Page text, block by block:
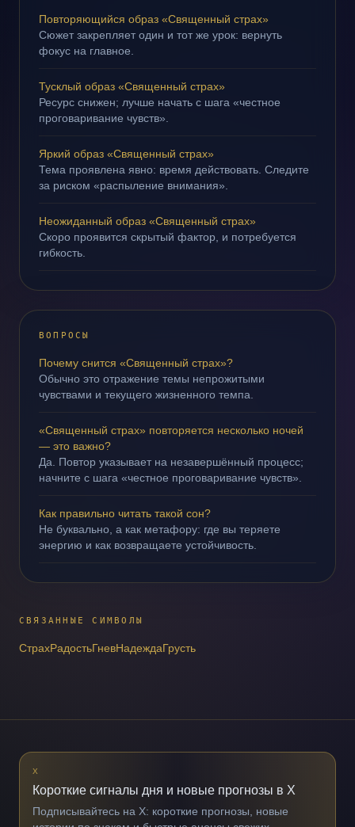
Повторяющийся образ «Священный страх»
Сюжет закрепляет один и тот же урок: вернуть
фокус на главное.
Тусклый образ «Священный страх»
Ресурс снижен; лучше начать с шага «честное
проговаривание чувств».
Яркий образ «Священный страх»
Тема проявлена явно: время действовать. Следите
за риском «распыление внимания».
Неожиданный образ «Священный страх»
Скоро проявится скрытый фактор, и потребуется
гибкость.
ВОПРОСЫ
Почему снится «Священный страх»?
Обычно это отражение темы непрожитыми
чувствами и текущего жизненного темпа.
«Священный страх» повторяется несколько ночей
— это важно?
Да. Повтор указывает на незавершённый процесс;
начните с шага «честное проговаривание чувств».
Как правильно читать такой сон?
Не буквально, а как метафору: где вы теряете
энергию и как возвращаете устойчивость.
СВЯЗАННЫЕ СИМВОЛЫ
СтрахРадостьГневНадеждаГрусть
X
Короткие сигналы дня и новые прогнозы в X
Подписывайтесь на X: короткие прогнозы, новые